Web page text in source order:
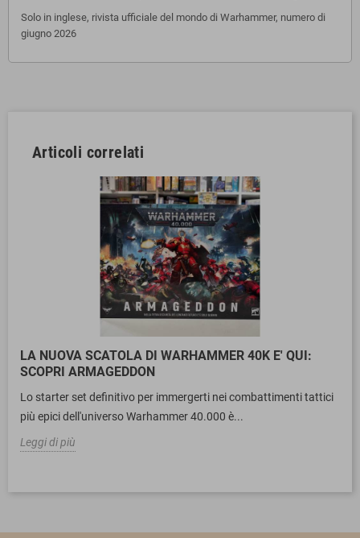
Solo in inglese, rivista ufficiale del mondo di Warhammer, numero di
giugno 2026
Articoli correlati
LA NUOVA SCATOLA DI WARHAMMER 40K E' QUI:
SCOPRI ARMAGEDDON
Lo starter set definitivo per immergerti nei combattimenti tattici
più epici dell'universo Warhammer 40.000 è...
Leggi di più